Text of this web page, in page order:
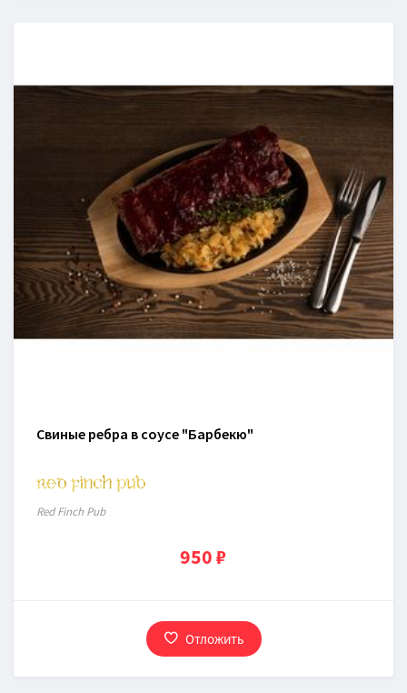
Свиные ребра в соусе "Барбекю"
Red Finch Pub
950 ₽
Отложить